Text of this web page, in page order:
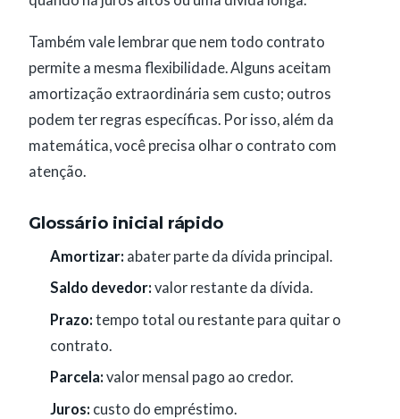
Também vale lembrar que nem todo contrato
permite a mesma flexibilidade. Alguns aceitam
amortização extraordinária sem custo; outros
podem ter regras específicas. Por isso, além da
matemática, você precisa olhar o contrato com
atenção.
Glossário inicial rápido
Amortizar: abater parte da dívida principal.
Saldo devedor: valor restante da dívida.
Prazo: tempo total ou restante para quitar o
contrato.
Parcela: valor mensal pago ao credor.
Juros: custo do empréstimo.